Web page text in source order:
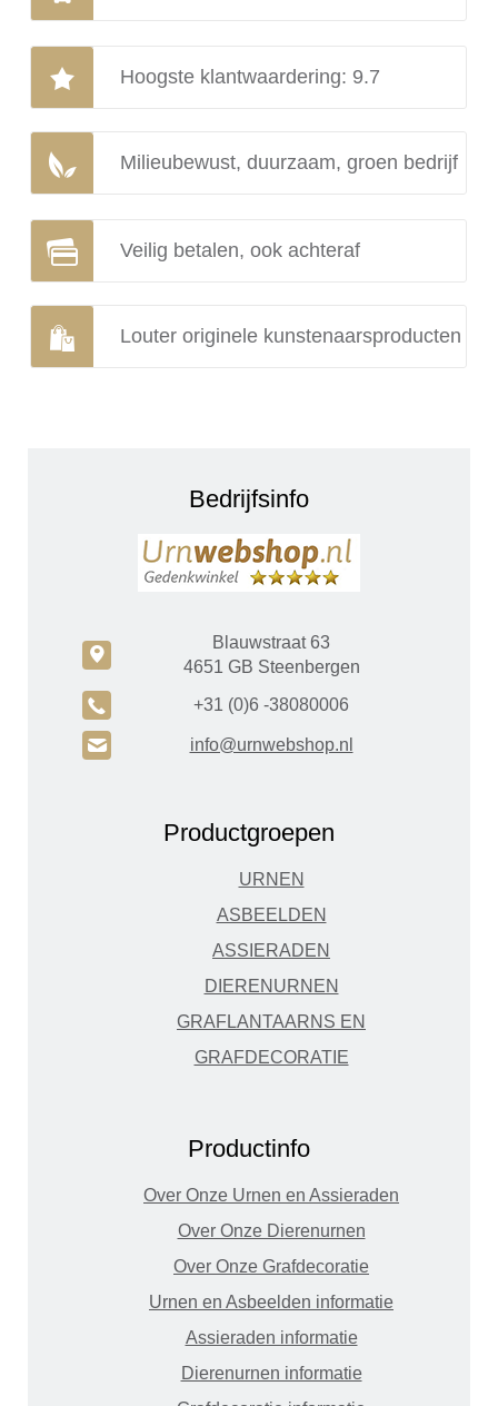
Hoogste klantwaardering: 9.7
Milieubewust, duurzaam, groen bedrijf
Veilig betalen, ook achteraf
Louter originele kunstenaarsproducten
Bedrijfsinfo
c
Blauwstraat 63
4651 GB Steenbergen
A +31 (0)6 -38080006
H info@urnwebshop.nl
Productgroepen
URNEN
ASBEELDEN
ASSIERADEN
DIERENURNEN
GRAFLANTAARNS EN
GRAFDECORATIE
Productinfo
Over Onze Urnen en Assieraden
Over Onze Dierenurnen
Over Onze Grafdecoratie
Urnen en Asbeelden informatie
Assieraden informatie
Dierenurnen informatie